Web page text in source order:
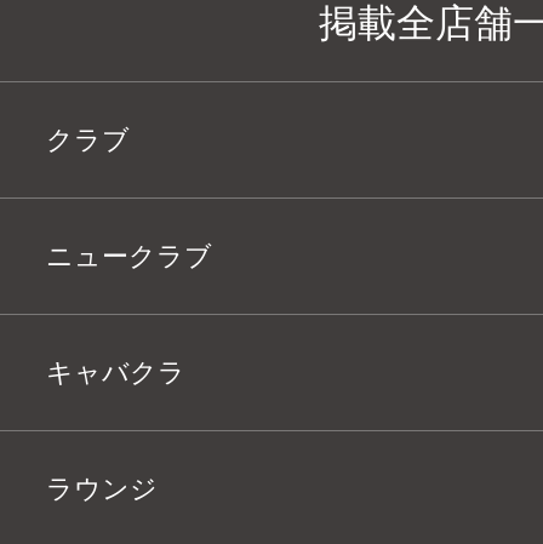
掲載全店舗
クラブ
ニュークラブ
キャバクラ
ラウンジ